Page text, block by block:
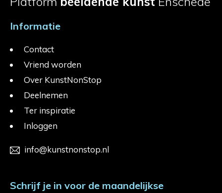
Informatie
Contact
Vriend worden
Over KunstNonStop
Deelnemen
Ter inspiratie
Inloggen
info@kunstnonstop.nl
Schrijf je in voor de maandelijkse